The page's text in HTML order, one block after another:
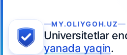
MY.OLIYGOH.UZ
Universitetlar
yanada yaqin.